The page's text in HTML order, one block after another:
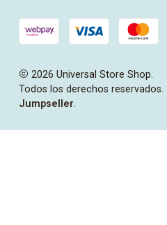
2026 Universal Store Shop.
Todos los derechos reservados.
Jumpseller.